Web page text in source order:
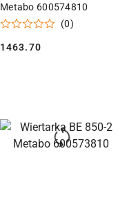
Metabo 600574810
(0)
Cena:
1463.70